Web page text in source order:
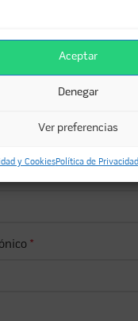
Aceptar
Denegar
Ver preferencias
y CookiesPolítica de
*